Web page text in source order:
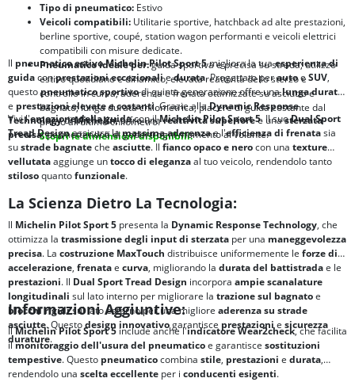
Tipo di pneumatico: Estivo
Veicoli compatibili: Utilitarie sportive, hatchback ad alte prestazioni,
berline sportive, coupé, station wagon performanti e veicoli elettrici
compatibili con misure dedicate.
Pneumatico ideale per:guida sportiva e precisa su strada; utilizzo
estivo quotidiano e dinamico; elevata reattività dello sterzo e
controllo in curva; aderenza e frenata ottimizzate su asciutto e
bagnato; lunga durata chilometrica; piacere di guida costante dal
primo all’ultimo chilometro.
Scopri le dimensioni disponibili.
Il pneumatico estivo Michelin Pilot Sport 5migliora la tuaesperienza di
guidaconprestazioni eccezionaliedurata. Progettato perautoeSUV,
questopneumatico sportivodi quinta generazione offre unalunga durata
e prestazioni elevate e costanti. Grazie allaDynamic Response
TechnologydiMichelin, offre unareattività superioree unasterzata
precisa, permettendoti di goderti ogni momento al volante.
Vivi l'emozione della guidacon ilMichelin Pilot Sport 5. Il suoDual Sport
Tread Designassicura lamassima aderenzae l'efficienza di frenatasia
sustrade bagnateche asciutte. Il fianco opaco e nerocon una texture
vellutataaggiunge untocco di eleganzaal tuo veicolo, rendendolo tanto
stilosoquantofunzionale.
La Scienza Dietro La Tecnologia:
Il Michelin Pilot Sport 5 presenta la Dynamic Response Technology, che
ottimizza la trasmissione degli input di sterzata per una maneggevolezza
precisa. La costruzione MaxTouch distribuisce uniformemente le forze di
accelerazione, frenatae curva, migliorando la durata del battistradae le
prestazioni. Il Dual Sport Tread Design incorpora ampie scanalature
longitudinali sul lato interno per migliorare la trazione sul bagnatoe
blocchi rigidisul lato esterno per una migliore aderenza su strade
asciutte. Questodesign innovativogarantisce prestazionie sicurezza
durature.
Informazioni Aggiuntive:
IlMichelin Pilot Sport 5 include anche l'indicatore Wear2check, che facilita
ilmonitoraggio dell'usura del pneumaticoe garantisce sostituzioni
tempestive. Questo pneumaticocombina stile, prestazioni e durata,
rendendolo una scelta eccellente per i conducenti esigenti.